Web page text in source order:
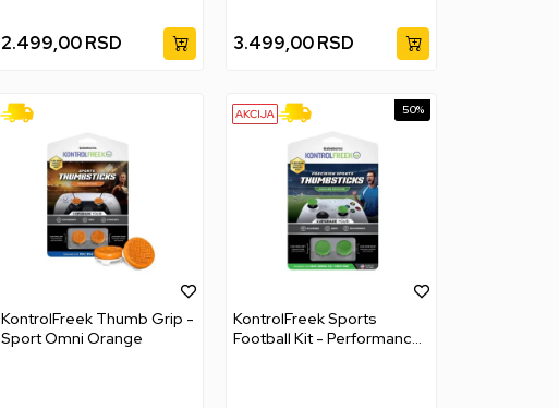
2.499,00 RSD 3.499,00RSD
KontrolFreek Thumb Grip -
Sport Omni Orange
50%
KontrolFreek Sports
Football Kit - Performance